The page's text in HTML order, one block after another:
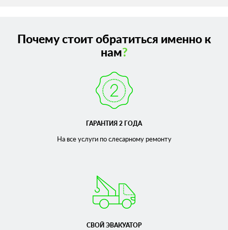
Почему стоит обратиться именно к
нам?
ГАРАНТИЯ 2 ГОДА
На все услуги по слесарномуремонту
СВОЙ ЭВАКУАТОР